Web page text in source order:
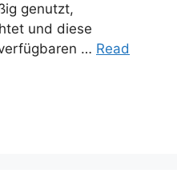
genutzt,
und diese
… Read